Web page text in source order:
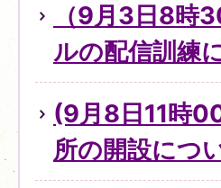
（9月3日8時
ルの配信訓練
(9月8日11時
所の開設につ